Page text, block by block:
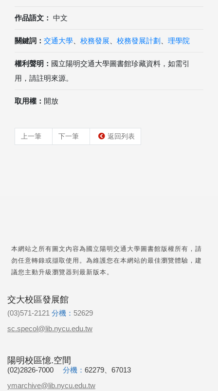
作品語文： 中文
關鍵詞： 交通大學 校務發展 校務發展計劃 理學院
權利聲明： 國立陽明交通大學圖書館珍藏資料，如需引
用，請註明來源。
取用權： 開放
上一筆 下一筆 返回列表
本網站之所有圖文內容為國立陽明交通大學圖書館版權所有，請
勿任意轉錄或擷取使用。為維護您在本網站的最佳瀏覽體驗，建
議您主動升級瀏覽器到最新版本。
交大校區發展館
(03)571-2121 分機： 52629
sc.specol@lib.nycu.edu.tw
陽明校區憶.空間
(02)2826-7000 分機： 62279、67013
ymarchive@lib.nycu.edu.tw